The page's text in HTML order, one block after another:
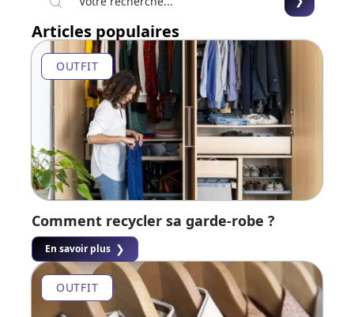
Articles populaires
OUTFIT
Comment recycler sa garde-robe ?
En savoir plus
OUTFIT